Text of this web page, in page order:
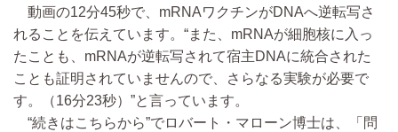
動画の12分45秒で、mRNAワクチンがDNAへ逆転写さ
れることを伝えています。“また、mRNAが細胞核に入っ
たことも、mRNAが逆転写されて宿主DNAに統合された
ことも証明されていませんので、さらなる実験が必要で
す。（16分23秒）”と言っています。
“続きはこちらから”でロバート・マローン博士は、「問